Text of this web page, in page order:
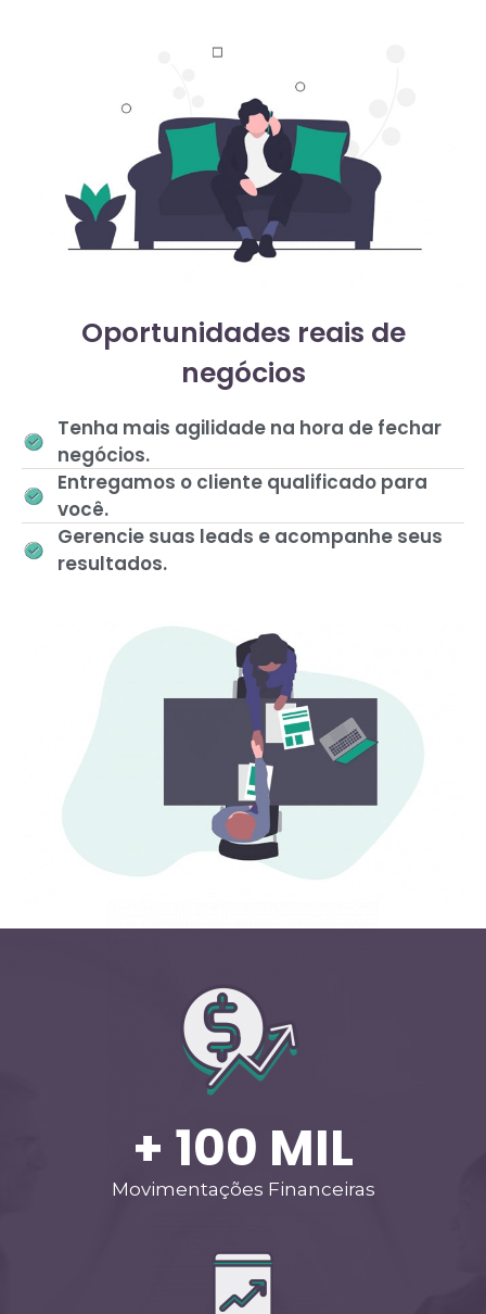
Oportunidades reais de
negócios
Tenha mais agilidade na hora de fechar
negócios.
Entregamos o cliente qualificado para
você.
Gerencie suas leads e acompanhe seus
resultados.
+ 100 MIL
Movimentações Financeiras